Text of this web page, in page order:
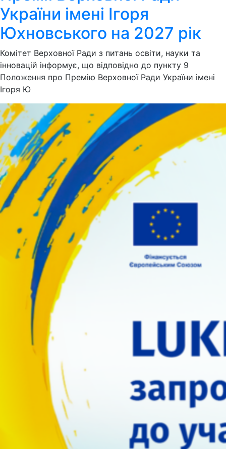
України імені Ігоря
Юхновського на 2027 рік
Комітет Верховної Ради з питань освіти, науки та
інновацій інформує, що відповідно до пункту 9
Положення про Премію Верховної Ради України імені
Ігоря Ю